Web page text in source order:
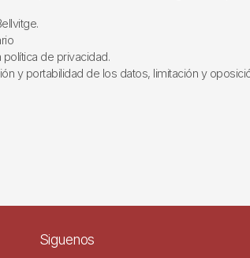
de privacidad.
y portabilidad de los datos, limitación y
Siguenos